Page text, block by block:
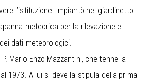
l’istituzione. Impiantò nel giardinetto
meteorica per la rilevazione e
dati meteorologici.
Mario Enzo Mazzantini, che tenne la
1973. A lui si deve la stipula della prima